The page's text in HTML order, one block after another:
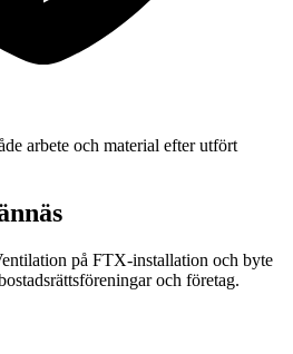
arbete och material efter utfört
på FTX-installation och byte
och företag.